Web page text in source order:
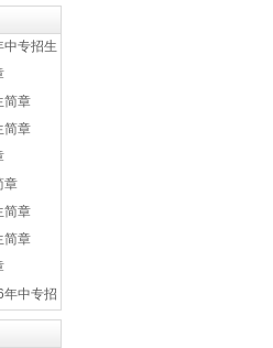
中专招生
简章
简章
章
简章
简章
中专招